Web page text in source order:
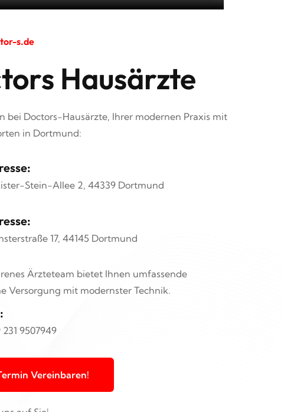
s.de
Hausärzte
bei Doctors-Hausärzte, Ihrer modernen Praxis mit
in Dortmund:
Stein-Allee 2, 44339 Dortmund
17, 44145 Dortmund
Ärzteteam bietet Ihnen umfassende
Versorgung mit modernster Technik.
231 9507949
Vereinbaren!